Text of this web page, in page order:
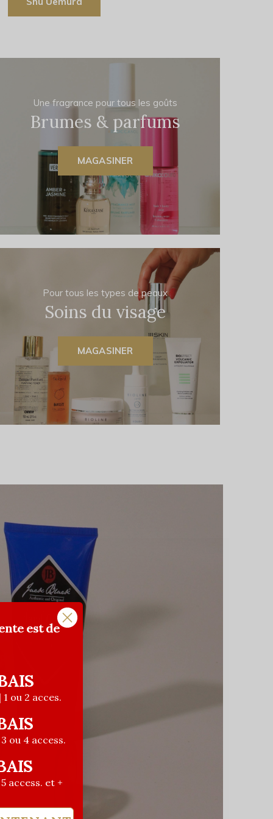
Une fragrance pour tous les goûts
Brumes & parfums
MAGASINER
Pour tous les types de peaux
Soins du visage
MAGASINER
est de
ou 2 acces.
ou 4 access.
access. et +